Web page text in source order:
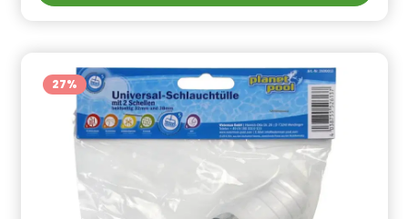
Wendlingen, DE, info.de@cf.group, +4970244048100
27%